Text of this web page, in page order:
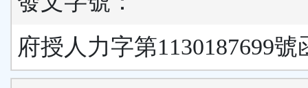
府授人力字第1130187699號